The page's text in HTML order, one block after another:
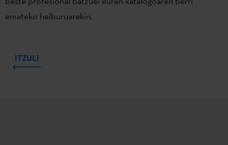
emateko helburuarekin.
ITZULI